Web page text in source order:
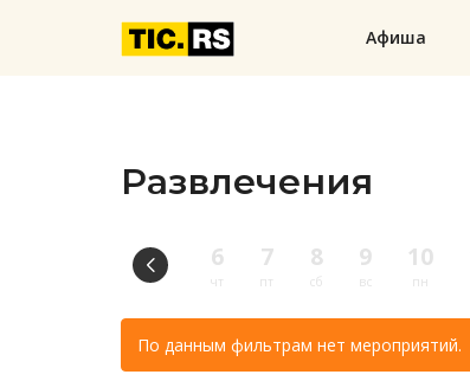
Афиша
Развлечения
6
чт
7
пт
8
сб
9
вс
10
пн
По данным фильтрам нет мероприятий.